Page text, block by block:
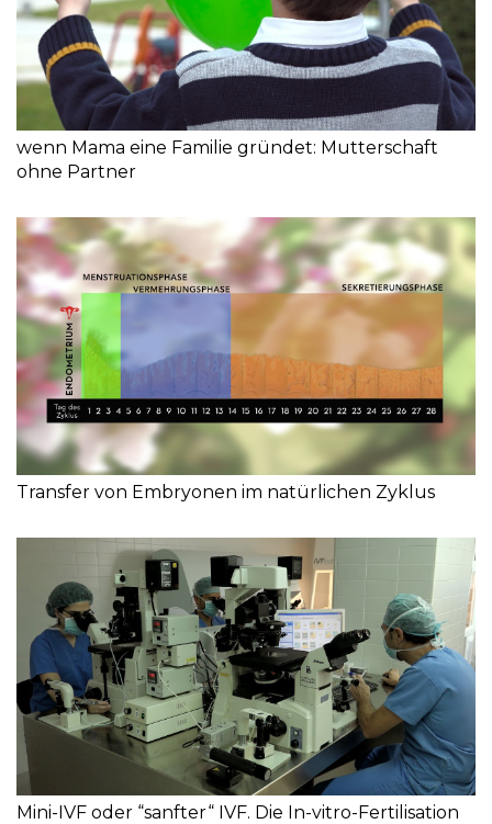
wenn Mama eine Familie gründet: Mutterschaft
ohne Partner
Transfer von Embryonen im natürlichen Zyklus
Mini-IVF oder “sanfter“ IVF. Die In-vitro-Fertilisation